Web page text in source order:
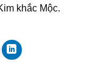
khắc Mộc.